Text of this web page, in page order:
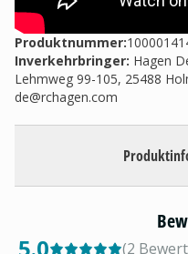
Produktnummer:
Inverkehrbringer: Hagen
Lehmweg 99-105, 25488
de@rchagen.com
(2